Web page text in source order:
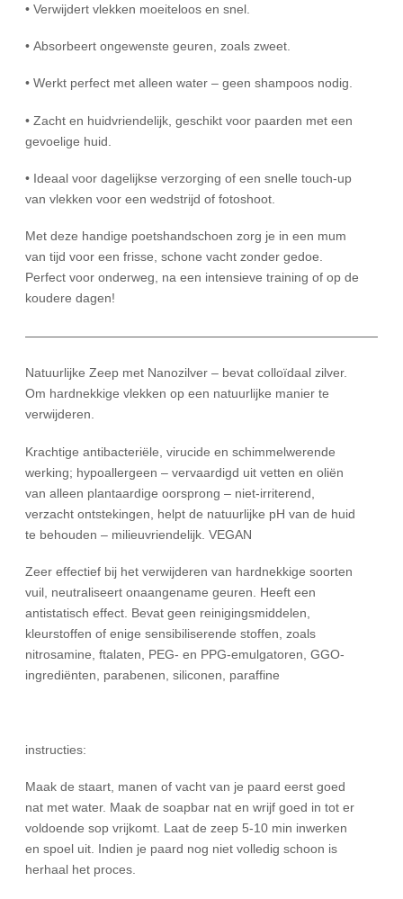
• Verwijdert vlekken moeiteloos en snel.
• Absorbeert ongewenste geuren, zoals zweet.
• Werkt perfect met alleen water – geen shampoos nodig.
• Zacht en huidvriendelijk, geschikt voor paarden met een
gevoelige huid.
• Ideaal voor dagelijkse verzorging of een snelle touch-up
van vlekken voor een wedstrijd of fotoshoot.
Met deze handige poetshandschoen zorg je in een mum
van tijd voor een frisse, schone vacht zonder gedoe.
Perfect voor onderweg, na een intensieve training of op de
koudere dagen!
Natuurlijke Zeep met Nanozilver – bevat colloïdaal zilver.
Om hardnekkige vlekken op een natuurlijke manier te
verwijderen.
Krachtige antibacteriële, virucide en schimmelwerende
werking; hypoallergeen – vervaardigd uit vetten en oliën
van alleen plantaardige oorsprong – niet-irriterend,
verzacht ontstekingen, helpt de natuurlijke pH van de huid
te behouden – milieuvriendelijk. VEGAN
Zeer effectief bij het verwijderen van hardnekkige soorten
vuil, neutraliseert onaangename geuren. Heeft een
antistatisch effect. Bevat geen reinigingsmiddelen,
kleurstoffen of enige sensibiliserende stoffen, zoals
nitrosamine, ftalaten, PEG- en PPG-emulgatoren, GGO-
ingrediënten, parabenen, siliconen, paraffine
instructies:
Maak de staart, manen of vacht van je paard eerst goed
nat met water. Maak de soapbar nat en wrijf goed in tot er
voldoende sop vrijkomt. Laat de zeep 5-10 min inwerken
en spoel uit. Indien je paard nog niet volledig schoon is
herhaal het proces.